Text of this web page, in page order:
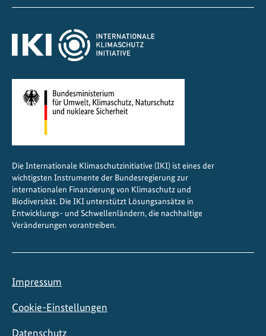
Die Internationale Klimaschutzinitiative (IKI) ist eines der
wichtigsten Instrumente der Bundesregierung zur
internationalen Finanzierung von Klimaschutz und
Biodiversität. Die IKI unterstützt Lösungsansätze in
Entwicklungs- und Schwellenländern, die nachhaltige
Veränderungen vorantreiben.
Impressum
Cookie-Einstellungen
Datenschutz